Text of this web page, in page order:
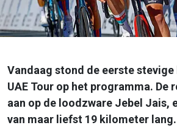
Vandaag stond de eerste
UAE Tour op het programma. De
aan op de loodzware Jebel Jais,
van maar liefst 19 kilometer